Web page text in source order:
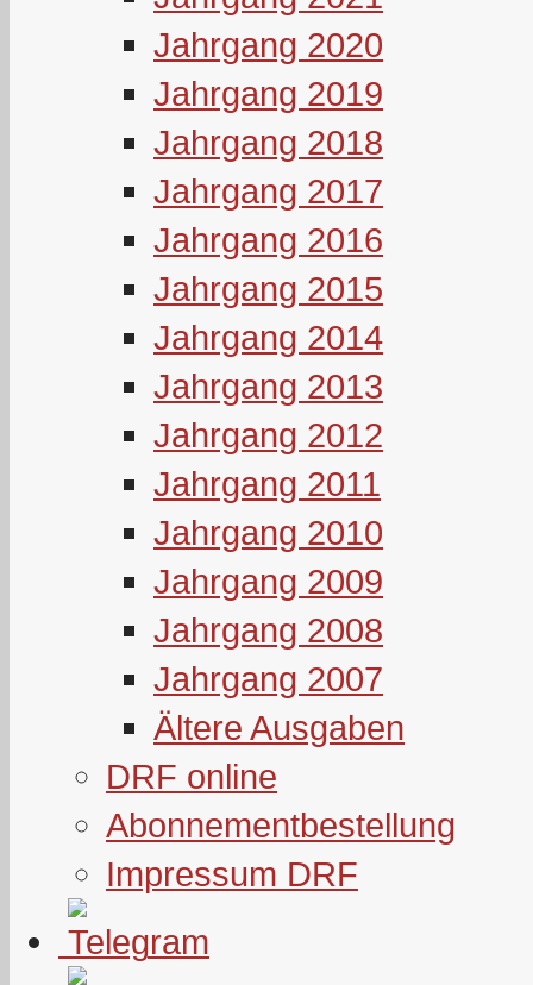
Jahrgang 2020
Jahrgang 2019
Jahrgang 2018
Jahrgang 2017
Jahrgang 2016
Jahrgang 2015
Jahrgang 2014
Jahrgang 2013
Jahrgang 2012
Jahrgang 2011
Jahrgang 2010
Jahrgang 2009
Jahrgang 2008
Jahrgang 2007
Ältere Ausgaben
DRF online
Abonnementbestellung
Impressum DRF